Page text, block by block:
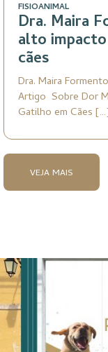
FISIOANIMAL
Dra. Maira
alto
cães
Dra. Maira
Artigo Sobre Dor
Gatilho em Cães
VEJA MAIS